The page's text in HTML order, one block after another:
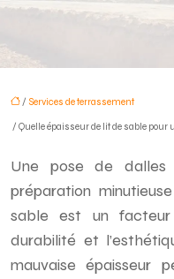
/ Services de terrassement
/ Quelle épaisseur de lit de sable pour
Une pose de dalles
préparation
sable est un
durabilité et
mauvaise épaisseur